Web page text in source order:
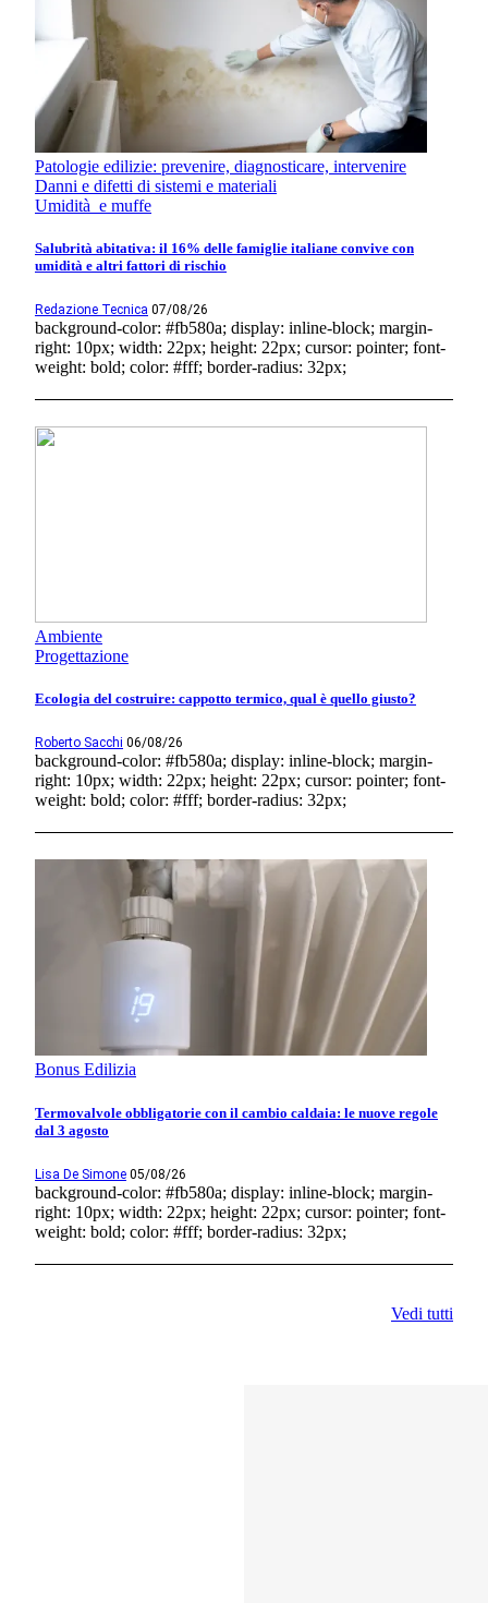
Patologie edilizie: prevenire, diagnosticare, intervenire
Danni e difetti di sistemi e materiali
Umidità e muffe
Salubrità abitativa: il 16% delle famiglie italiane convive con
umidità e altri fattori di rischio
Redazione Tecnica 07/08/26
background-color: #fb580a; display: inline-block; margin-
right: 10px; width: 22px; height: 22px; cursor: pointer; font-
weight: bold; color: #fff; border-radius: 32px;
Ambiente
Progettazione
Ecologia del costruire: cappotto termico, qual è quello giusto?
Roberto Sacchi 06/08/26
background-color: #fb580a; display: inline-block; margin-
right: 10px; width: 22px; height: 22px; cursor: pointer; font-
weight: bold; color: #fff; border-radius: 32px;
Bonus Edilizia
Termovalvole obbligatorie con il cambio caldaia: le nuove regole
dal 3 agosto
Lisa De Simone 05/08/26
background-color: #fb580a; display: inline-block; margin-
right: 10px; width: 22px; height: 22px; cursor: pointer; font-
weight: bold; color: #fff; border-radius: 32px;
Vedi tutti